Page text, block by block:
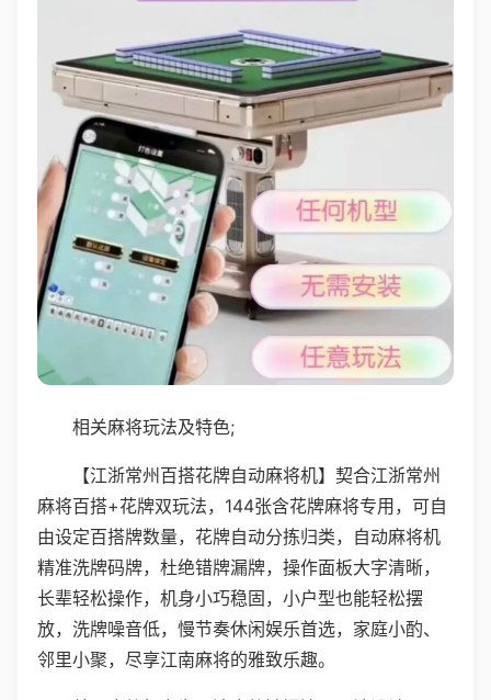
相关麻将玩法及特色;
【江浙常州百搭花牌自动麻将机】契合江浙常州
麻将百搭+花牌双玩法，144张含花牌麻将专用，可自
由设定百搭牌数量，花牌自动分拣归类，自动麻将机
精准洗牌码牌，杜绝错牌漏牌，操作面板大字清晰，
长辈轻松操作，机身小巧稳固，小户型也能轻松摆
放，洗牌噪音低，慢节奏休闲娱乐首选，家庭小酌、
邻里小聚，尽享江南麻将的雅致乐趣。